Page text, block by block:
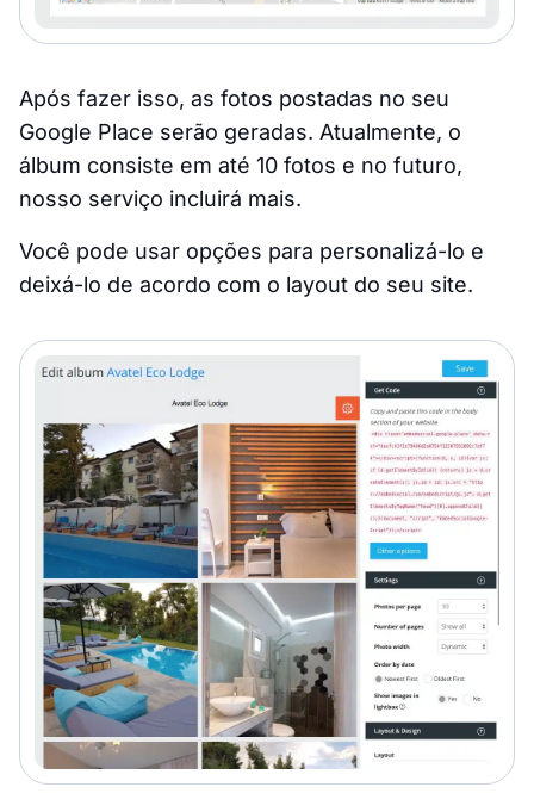
Após fazer isso, as fotos postadas no seu
Google Place serão geradas. Atualmente, o
álbum consiste em até 10 fotos e no futuro,
nosso serviço incluirá mais.
Você pode usar opções para personalizá-lo e
deixá-lo de acordo com o layout do seu site.